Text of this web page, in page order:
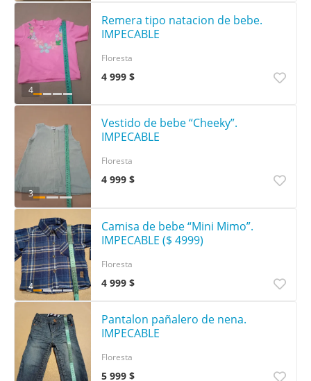
4
Remera tipo natacion de bebe.
IMPECABLE
4 999 $
Floresta
3
Vestido de bebe “Cheeky”.
IMPECABLE
4 999 $
Floresta
4
Camisa de bebe “Mini Mimo”.
IMPECABLE ($ 4999)
4 999 $
Floresta
Pantalon pañalero de nena.
IMPECABLE
5 999 $
Floresta